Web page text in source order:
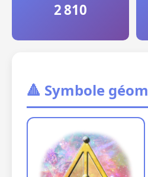
2 810
🔺 Symbole